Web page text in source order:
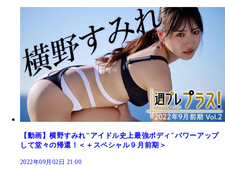
【動画】横野すみれ"アイドル史上最強ボディ"パワーアップ
して堂々の帰還！＜＋スペシャル９月前期＞
2022年09月02日 21:00